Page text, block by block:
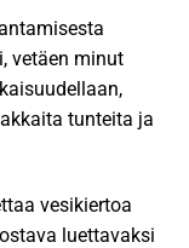
vetäen minut
tunteita ja
vesikiertoa
luettavaksi